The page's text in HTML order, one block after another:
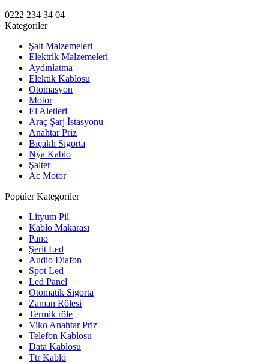
0222 234 34 04
Kategoriler
Şalt Malzemeleri
Elektrik Malzemeleri
Aydınlatma
Elektik Kablosu
Otomasyon
Motor
El Aletleri
Araç Şarj İstasyonu
Anahtar Priz
Bıçaklı Sigorta
Nya Kablo
Şalter
Ac Motor
Popüler Kategoriler
Lityum Pil
Kablo Makarası
Pano
Şerit Led
Audio Diafon
Spot Led
Led Panel
Otomatik Sigorta
Zaman Rölesi
Termik röle
Viko Anahtar Priz
Telefon Kablosu
Data Kablosu
Ttr Kablo